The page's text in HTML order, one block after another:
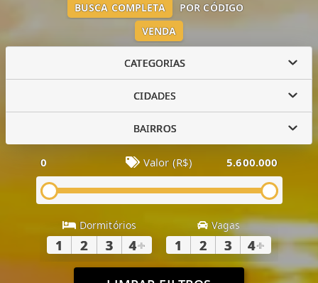
VENDA
BUSCA COMPLETA POR CÓDIGO
CATEGORIAS
CIDADES
BAIRROS
0 Valor (R$) 5.600.000
Dormitórios
1 2 3 4+
Vagas
1 2 3 4+